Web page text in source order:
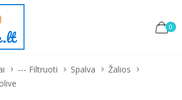
0
--- Filtruoti Spalva
Žalios